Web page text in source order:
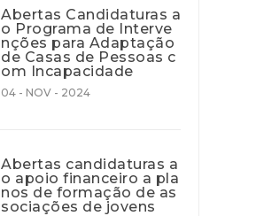
Abertas Candidaturas a
o Programa de Interve
nções para Adaptação
de Casas de Pessoas c
om Incapacidade
04 - NOV - 2024
Abertas candidaturas a
o apoio financeiro a pla
nos de formação de as
sociações de jovens